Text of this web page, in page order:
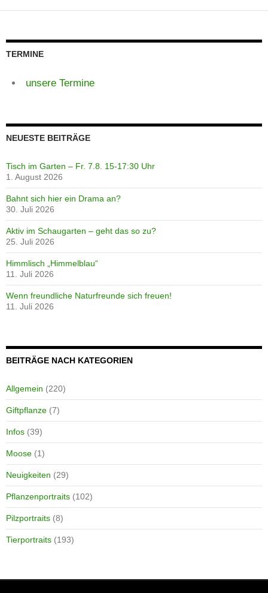
TERMINE
unsere Termine
NEUESTE BEITRÄGE
Tisch im Garten – Fr. 7.8. 15-17:30 Uhr
1. August 2026
Bahnt sich hier ein Drama an?
30. Juli 2026
Aktiv im Schaugarten – geht das so zu?
25. Juli 2026
Himmlisch „Himmelblau“
11. Juli 2026
Wenn freundliche Naturfreunde sich freuen!
11. Juli 2026
BEITRÄGE NACH KATEGORIEN
Allgemein (220)
Giftpflanze (7)
Infos (39)
Moose (1)
Neuigkeiten (29)
Pflanzenportraits (102)
Pilzportraits (8)
Tierportraits (193)